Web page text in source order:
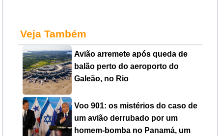
Veja Também
Avião arremete após queda de
balão perto do aeroporto do
Galeão, no Rio
Voo 901: os mistérios do caso de
um avião derrubado por um
homem-bomba no Panamá, um